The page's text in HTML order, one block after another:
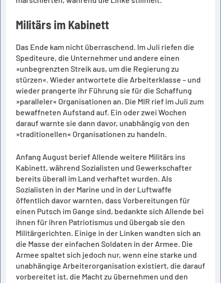
Militärs im Kabinett
Das Ende kam nicht überraschend. Im Juli riefen die
Spediteure, die Unternehmer und andere einen
»unbegrenzten Streik aus, um die Regierung zu
stürzen«. Wieder antwortete die Arbeiterklasse – und
wieder prangerte ihr Führung sie für die Schaffung
»paralleler« Organisationen an. Die MIR rief im Juli zum
bewaffneten Aufstand auf. Ein oder zwei Wochen
darauf warnte sie dann davor, unabhängig von den
»traditionellen« Organisationen zu handeln.
Anfang August berief Allende weitere Militärs ins
Kabinett, während Sozialisten und Gewerkschafter
bereits überall im Land verhaftet wurden. Als
Sozialisten in der Marine und in der Luftwaffe
öffentlich davor warnten, dass Vorbereitungen für
einen Putsch im Gange sind, bedankte sich Allende bei
ihnen für ihren Patriotismus und übergab sie den
Militärgerichten. Einige in der Linken wandten sich an
die Masse der einfachen Soldaten in der Armee. Die
Armee spaltet sich jedoch nur, wenn eine starke und
unabhängige Arbeiterorganisation existiert, die darauf
vorbereitet ist, die Macht zu übernehmen und den